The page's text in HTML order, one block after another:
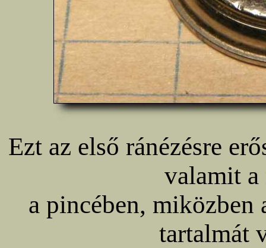
Ezt az első ránézésre
valamit a
a pincében, miközben
tartalmát